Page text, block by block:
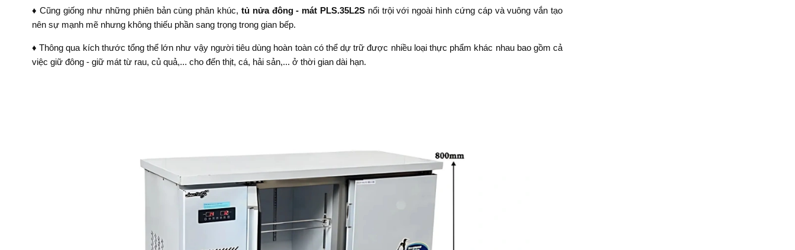
♦ Cũng giống như những phiên bản cùng phân khúc, tủ nửa đông - mát PLS.35L2S nổi trội với ngoài hình cứng cáp và vuông vắn tạo
nên sự mạnh mẽ nhưng không thiếu phần sang trọng trong gian bếp.
♦ Thông qua kích thước tổng thể lớn như vậy người tiêu dùng hoàn toàn có thể dự trữ được nhiều loại thực phẩm khác nhau bao gồm cả
việc giữ đông - giữ mát từ rau, củ quả,... cho đến thịt, cá, hải sản,... ở thời gian dài hạn.